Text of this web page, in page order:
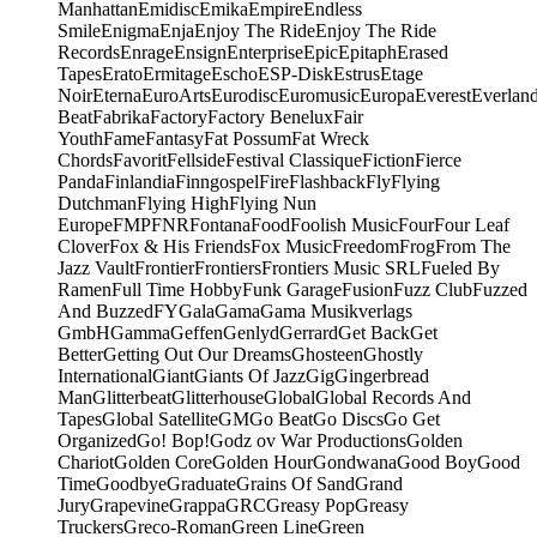
ManhattanEmidiscEmikaEmpireEndless
SmileEnigmaEnjaEnjoy The RideEnjoy The Ride
RecordsEnrageEnsignEnterpriseEpicEpitaphErased
TapesEratoErmitageEschoESP-DiskEstrusEtage
NoirEternaEuroArtsEurodiscEuromusicEuropaEverest
BeatFabrikaFactoryFactory BeneluxFair
YouthFameFantasyFat PossumFat Wreck
ChordsFavoritFellsideFestival ClassiqueFictionFierce
PandaFinlandiaFinngospelFireFlashbackFlyFlying
DutchmanFlying HighFlying Nun
EuropeFMPFNRFontanaFoodFoolish MusicFourFour Leaf
CloverFox & His FriendsFox MusicFreedomFrogFrom The
Jazz VaultFrontierFrontiersFrontiers Music SRLFueled By
RamenFull Time HobbyFunk GarageFusionFuzz ClubFuzzed
And BuzzedFYGalaGamaGama Musikverlags
GmbHGammaGeffenGenlydGerrardGet BackGet
BetterGetting Out Our DreamsGhosteenGhostly
InternationalGiantGiants Of JazzGigGingerbread
ManGlitterbeatGlitterhouseGlobalGlobal Records And
TapesGlobal SatelliteGMGo BeatGo DiscsGo Get
OrganizedGo! Bop!Godz ov War ProductionsGolden
ChariotGolden CoreGolden HourGondwanaGood BoyGood
TimeGoodbyeGraduateGrains Of SandGrand
JuryGrapevineGrappaGRCGreasy PopGreasy
TruckersGreco-RomanGreen LineGreen